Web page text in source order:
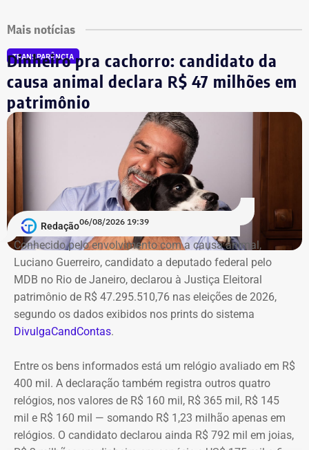
Mais notícias
TRANSPARÊNCIA
Dinheiro pra cachorro: candidato da
causa animal declara R$ 47 milhões em
patrimônio
Redação06/08/2026 19:39
Conhecido pelo envolvimento com a causa animal,
Luciano Guerreiro, candidato a deputado federal pelo
MDB no Rio de Janeiro, declarou à Justiça Eleitoral
patrimônio de R$ 47.295.510,76 nas eleições de 2026,
segundo os dados exibidos nos prints do sistema
DivulgaCandContas.
Entre os bens informados está um relógio avaliado em R$
400 mil. A declaração também registra outros quatro
relógios, nos valores de R$ 160 mil, R$ 365 mil, R$ 145
mil e R$ 160 mil — somando R$ 1,23 milhão apenas em
relógios. O candidato declarou ainda R$ 792 mil em joias,